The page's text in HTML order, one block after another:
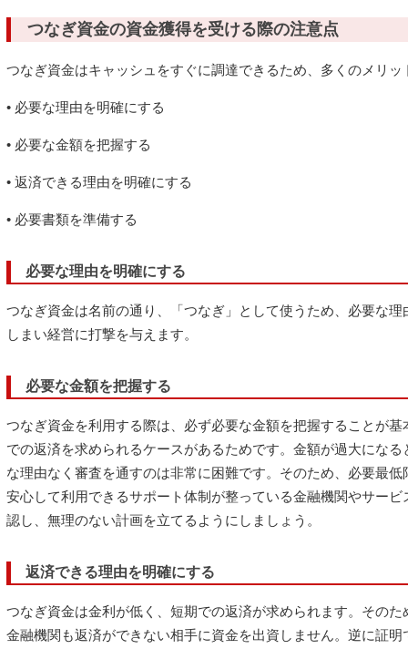
つなぎ資金の資金獲得を受ける際の注意点
つなぎ資金はキャッシュをすぐに調達できるため、多くのメリ
• 必要な理由を明確にする
• 必要な金額を把握する
• 返済できる理由を明確にする
• 必要書類を準備する
必要な理由を明確にする
つなぎ資金は名前の通り、「つなぎ」として使うため、必要な
しまい経営に打撃を与えます。
必要な金額を把握する
つなぎ資金を利用する際は、必ず必要な金額を把握することが
での返済を求められるケースがあるためです。金額が過大にな
な理由なく審査を通すのは非常に困難です。そのため、必要最
安心して利用できるサポート体制が整っている金融機関やサー
認し、無理のない計画を立てるようにしましょう。
返済できる理由を明確にする
つなぎ資金は金利が低く、短期での返済が求められます。その
金融機関も返済ができない相手に資金を出資しません。逆に証